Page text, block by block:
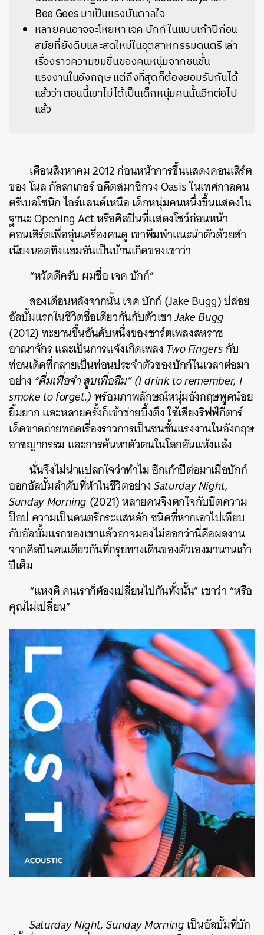
Bee Gees มาเป็นแรงบันดาลใจ
หลายคนอาจจะโหยหา เจค บักก์ ในแบบเก้าปีก่อน
สมัยที่ยังดิบและสดใหม่ในอุตสาหกรรมดนตรี เล่า
เรื่องราวความขมขื่นของคนหนุ่มจากชนชั้น
แรงงานในอังกฤษ แต่ถึงที่สุดก็ต้องยอมรับกันได้
แล้วว่า ตอนนี้เขาไม่ได้เป็นเด็กหนุ่มคนนั้นอีกต่อไป
แล้ว
เดือนสิงหาคม 2012 ก่อนหน้าการขึ้นแสดงคอนเสิร์ต
ของ โนล กัลลาเกอร์ อดีตสมาชิกวง Oasis ในเทศกาลดน
ตรีเบลโซนิก ไอร์แลนด์เหนือ เด็กหนุ่มคนหนึ่งขึ้นแสดงใน
ฐานะ Opening Act หรือศิลปินที่แสดงโชว์ก่อนหน้า
คอนเสิร์ตเพื่ออุ่นเครื่องคนดู เขาพึมพำแนะนำตัวด้วยสำ
เนียงนอตทิงแฮมอันเป็นบ้านเกิดของเขาว่า
“หวัดดีครับ ผมชื่อ เจค บักก์”
สองเดือนหลังจากนั้น เจค บักก์ (Jake Bugg) ปล่อย
อัลบั้มแรกในชีวิตชื่อเดียวกันกับตัวเขาJake Bugg
(2012) ทะยานขึ้นอันดับหนึ่งของชาร์ตเพลงสหราช
อาณาจักร และเป็นการแจ้งเกิดเพลงTwo Fingersกับ
ท่อนเด็ดที่กลายเป็นท่อนประจำตัวของบักก์ในเวลาต่อมา
อย่าง “ดื่มเพื่อจำ สูบเพื่อลืม” (I drink to remember, I
smoke to forget.)พร้อมภาพลักษณ์หนุ่มอังกฤษพูดน้อย
ยิ้มยาก และหลายครั้งก็เข้าข่ายบึ้งตึง ใช้เสียงริฟฟ์กีตาร์
เด็ดขาดถ่ายทอดเรื่องราวการเป็นชนชั้นแรงงานในอังกฤษ
อาชญากรรม และการค้นหาตัวตนในโลกอันแห้งแล้ง
นั่นจึงไม่น่าแปลกใจว่าทำไม อีกเก้าปีต่อมาเมื่อบักก์
ออกอัลบั้มลำดับที่ห้าในชีวิตอย่างSaturday Night,
Sunday Morning (2021) หลายคนจึงตกใจกับบีตความ
ป็อป ความเป็นดนตรีกระแสหลัก ชนิดที่หากเอาไปเทียบ
กับอัลบั้มแรกของเขาแล้วอาจมองไม่ออกว่านี่คือผลงาน
จากศิลปินคนเดียวกันที่กรุยทางเดินของตัวเองมานานเก้า
ปีเต็ม
“แหงดิ คนเราก็ต้องเปลี่ยนไปกันทั้งนั้น” เขาว่า “หรือ
คุณไม่เปลี่ยน”
Saturday Night, Sunday Morningเป็นอัลบั้มที่บัก